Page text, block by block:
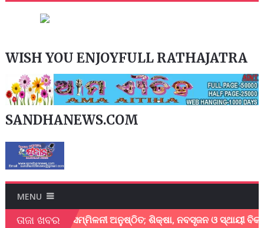
WISH YOU ENJOYFULL RATHAJATRA
SANDHANEWS.COM
MENU
ତାଜା ଖବରସମ୍ମିଳନୀ ଅନୁଷ୍ଠିତ; ଶିକ୍ଷା, ନବସୃଜନ ଓ ସ୍ଥାୟୀ ବିକାଶ